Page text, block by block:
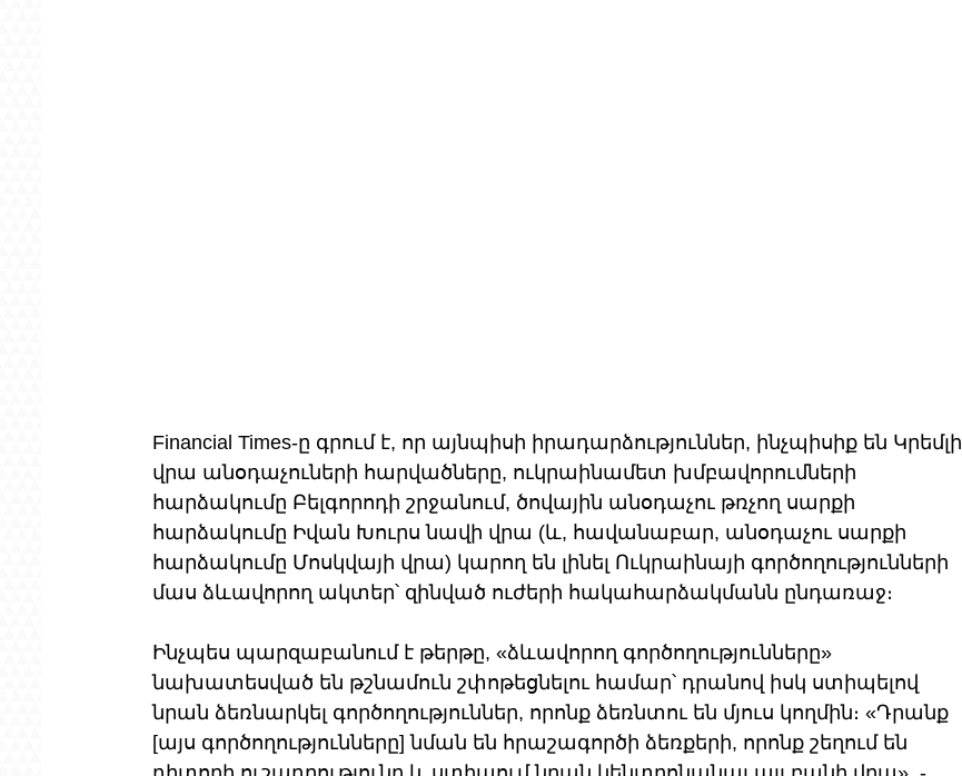
Financial Times-ը գրում է, որ այնպիսի իրադարձություններ, ինչպիսիք են Կրեմլի
վրա անօդաչուների հարվածները, ուկրաինամետ խմբավորումների
հարձակումը Բելգորոդի շրջանում, ծովային անօդաչու թռչող սարքի
հարձակումը Իվան Խուրս նավի վրա (և, հավանաբար, անօդաչու սարքի
հարձակումը Մոսկվայի վրա) կարող են լինել Ուկրաինայի գործողությունների
մաս ձևավորող ակտեր՝ զինված ուժերի հակահարձակմանն ընդառաջ։
Ինչպես պարզաբանում է թերթը, «ձևավորող գործողությունները»
նախատեսված են թշնամուն շփոթեցնելու համար՝ դրանով իսկ ստիպելով
նրան ձեռնարկել գործողություններ, որոնք ձեռնտու են մյուս կողմին։ «Դրանք
[այս գործողությունները] նման են հրաշագործի ձեռքերի, որոնք շեղում են